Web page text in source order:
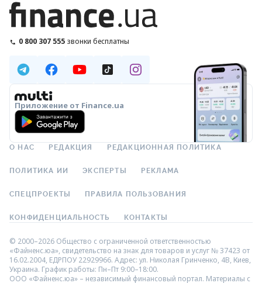
0 800 307 555 звонки бесплатны
Приложение от Finance.ua
О НАС РЕДАКЦИЯ РЕДАКЦИОННАЯ ПОЛИТИКА
ПОЛИТИКА ИИ ЭКСПЕРТЫ РЕКЛАМА
СПЕЦПРОЕКТЫ ПРАВИЛА ПОЛЬЗОВАНИЯ
КОНФИДЕНЦИАЛЬНОСТЬ КОНТАКТЫ
© 2000–2026 Общество с ограниченной ответственностью
«Файненс.юа», свидетельство на знак для товаров и услуг № 37423 от
16.02.2004, ЕДРПОУ 22929966. Адрес: ул. Николая Гринченко, 4В, Киев,
Украина. График работы: Пн–Пт 9:00–18:00.
ООО «Файненс.юа» – независимый финансовый портал. Материалы с